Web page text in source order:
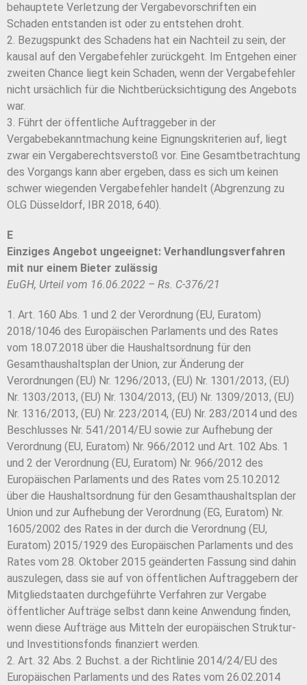
behauptete Verletzung der Vergabevorschriften ein
Schaden entstanden ist oder zu entstehen droht.
2. Bezugspunkt des Schadens hat ein Nachteil zu sein, der
kausal auf den Vergabefehler zurückgeht. Im Entgehen einer
zweiten Chance liegt kein Schaden, wenn der Vergabefehler
nicht ursächlich für die Nichtberücksichtigung des Angebots
war.
3. Führt der öffentliche Auftraggeber in der
Vergabebekanntmachung keine Eignungskriterien auf, liegt
zwar ein Vergaberechtsverstoß vor. Eine Gesamtbetrachtung
des Vorgangs kann aber ergeben, dass es sich um keinen
schwer wiegenden Vergabefehler handelt (Abgrenzung zu
OLG Düsseldorf, IBR 2018, 640).
E
Einziges Angebot ungeeignet: Verhandlungsverfahren
mit nur einem Bieter zulässig
EuGH, Urteil vom 16.06.2022 – Rs. C-376/21
1. Art. 160 Abs. 1 und 2 der Verordnung (EU, Euratom)
2018/1046 des Europäischen Parlaments und des Rates
vom 18.07.2018 über die Haushaltsordnung für den
Gesamthaushaltsplan der Union, zur Änderung der
Verordnungen (EU) Nr. 1296/2013, (EU) Nr. 1301/2013, (EU)
Nr. 1303/2013, (EU) Nr. 1304/2013, (EU) Nr. 1309/2013, (EU)
Nr. 1316/2013, (EU) Nr. 223/2014, (EU) Nr. 283/2014 und des
Beschlusses Nr. 541/2014/EU sowie zur Aufhebung der
Verordnung (EU, Euratom) Nr. 966/2012 und Art. 102 Abs. 1
und 2 der Verordnung (EU, Euratom) Nr. 966/2012 des
Europäischen Parlaments und des Rates vom 25.10.2012
über die Haushaltsordnung für den Gesamthaushaltsplan der
Union und zur Aufhebung der Verordnung (EG, Euratom) Nr.
1605/2002 des Rates in der durch die Verordnung (EU,
Euratom) 2015/1929 des Europäischen Parlaments und des
Rates vom 28. Oktober 2015 geänderten Fassung sind dahin
auszulegen, dass sie auf von öffentlichen Auftraggebern der
Mitgliedstaaten durchgeführte Verfahren zur Vergabe
öffentlicher Aufträge selbst dann keine Anwendung finden,
wenn diese Aufträge aus Mitteln der europäischen Struktur-
und Investitionsfonds finanziert werden.
2. Art. 32 Abs. 2 Buchst. a der Richtlinie 2014/24/EU des
Europäischen Parlaments und des Rates vom 26.02.2014